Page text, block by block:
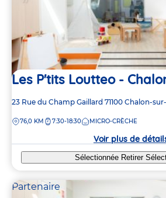
Les P'tits Loutteo -
Adresse
la
23 Rue du Champ Gaillard 71100 Chalon-
DISTANCE
76,0 KM 7:30-18:30 MICRO-CRÈCHE
Voir plus de
Sélectionnée Retirer
Partenaire